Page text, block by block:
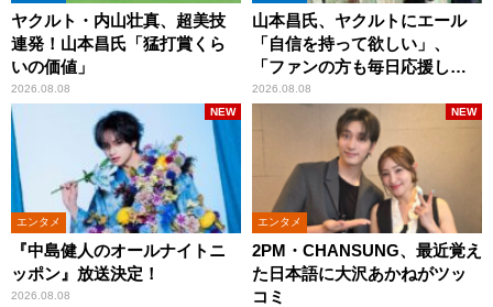
ヤクルト・内山壮真、超美技
連発！山本昌氏「猛打賞くら
いの価値」
2026.08.08
山本昌氏、ヤクルトにエール
「自信を持って欲しい」、
「ファンの方も毎日応援して
くれています」
2026.08.08
エンタメ
『中島健人のオールナイトニ
ッポン』放送決定！
2026.08.08
NEW
エンタメ
2PM・CHANSUNG、最近覚え
た日本語に大沢あかねがツッ
コミ
NEW